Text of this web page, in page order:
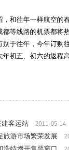
往年一样航空的
等线路的机票都将
于往年，今年订购
初五、初六的返程
建客运站
2011-05-14
旅游市场繁荣发展